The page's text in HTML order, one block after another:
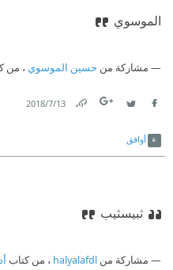
الموسوي
مشاركة من حسين الموسوي ، من
13‏/7‏/2018
أوافق
ثبيسثيب
مشاركة من halyalafdl ، من كتاب